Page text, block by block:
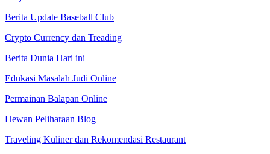
Berita Update Baseball Club
Crypto Currency dan Treading
Berita Dunia Hari ini
Edukasi Masalah Judi Online
Permainan Balapan Online
Hewan Peliharaan Blog
Traveling Kuliner dan Rekomendasi Restaurant